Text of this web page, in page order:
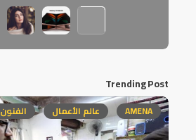
Trending Post
AMENA عالم الأعمال الفنون